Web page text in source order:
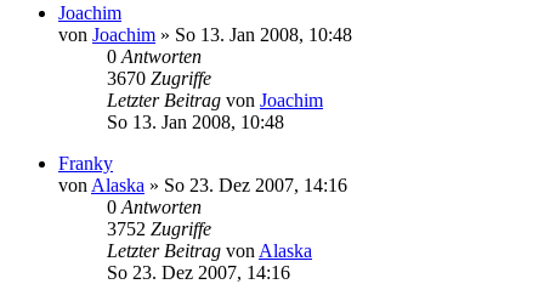
Joachim
von Joachim » So 13. Jan 2008, 10:48
0 Antworten
3670 Zugriffe
Letzter Beitrag von Joachim
So 13. Jan 2008, 10:48
Franky
von Alaska » So 23. Dez 2007, 14:16
0 Antworten
3752 Zugriffe
Letzter Beitrag von Alaska
So 23. Dez 2007, 14:16